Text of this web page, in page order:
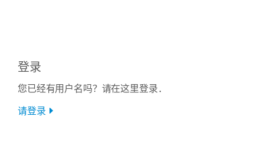
登录
您已经有用户名吗？请在这里登录．
请登录